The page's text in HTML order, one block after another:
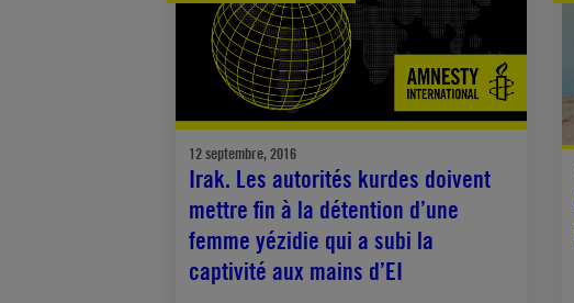
12 septembre, 2016
Irak. Les autorités kurdes doivent
mettre fin à la détention d’une
femme yézidie qui a subi la
captivité aux mains d’EI